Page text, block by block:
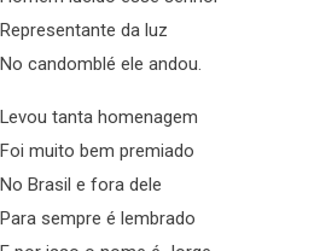
Representante da luz
No candomblé ele andou.
Levou tanta homenagem
Foi muito bem premiado
No Brasil e fora dele
Para sempre é lembrado